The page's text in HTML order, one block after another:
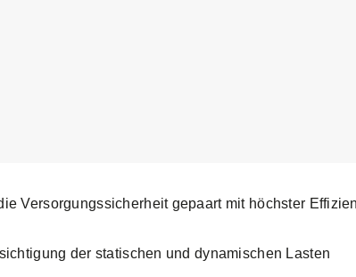
Versorgungssicherheit gepaart mit höchster
der statischen und dynamischen Lasten